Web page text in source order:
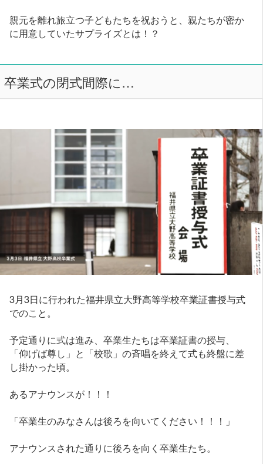
親元を離れ旅立つ子どもたちを祝おうと、親たちが密か
に用意していたサプライズとは！？
卒業式の閉式間際に…
3月3日に行われた福井県立大野高等学校卒業証書授与式
でのこと。
予定通りに式は進み、卒業生たちは卒業証書の授与、
「仰げば尊し」と「校歌」の斉唱を終えて式も終盤に差
し掛かった頃。
あるアナウンスが！！！
「卒業生のみなさんは後ろを向いてください！！！」
アナウンスされた通りに後ろを向く卒業生たち。